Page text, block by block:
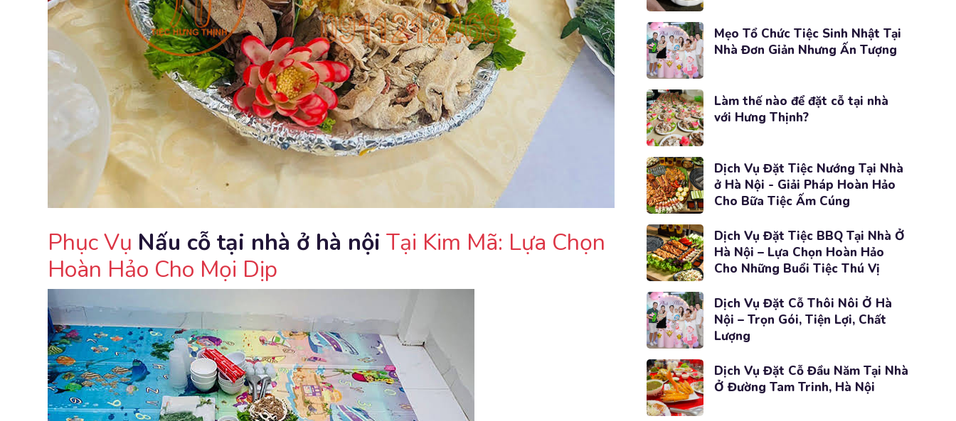
Phục Vụ Nấu cỗ tại nhà ở hà nội Tại Kim Mã: Lựa Chọn
Hoàn Hảo Cho Mọi Dịp
Mẹo Tổ Chức Tiệc Sinh Nhật Tại
Nhà Đơn Giản Nhưng Ấn Tượng
Làm thế nào để đặt cỗ tại nhà
với Hưng Thịnh?
Dịch Vụ Đặt Tiệc Nướng Tại Nhà
ở Hà Nội - Giải Pháp Hoàn Hảo
Cho Bữa Tiệc Ấm Cúng
Dịch Vụ Đặt Tiệc BBQ Tại Nhà Ở
Hà Nội – Lựa Chọn Hoàn Hảo
Cho Những Buổi Tiệc Thú Vị
Dịch Vụ Đặt Cỗ Thôi Nôi Ở Hà
Nội – Trọn Gói, Tiện Lợi, Chất
Lượng
Dịch Vụ Đặt Cỗ Đầu Năm Tại Nhà
Ở Đường Tam Trinh, Hà Nội